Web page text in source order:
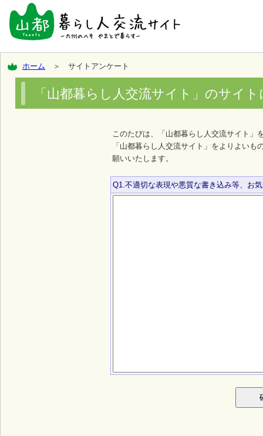
ホーム ＞ サイトアンケート
「山都暮らし人交流サイト」のサイ
このたびは、「山都暮らし人交流サイト」
「山都暮らし人交流サイト」をよりよい
願いいたします。
Q1.不適切な表現や悪質な書き込み等、お